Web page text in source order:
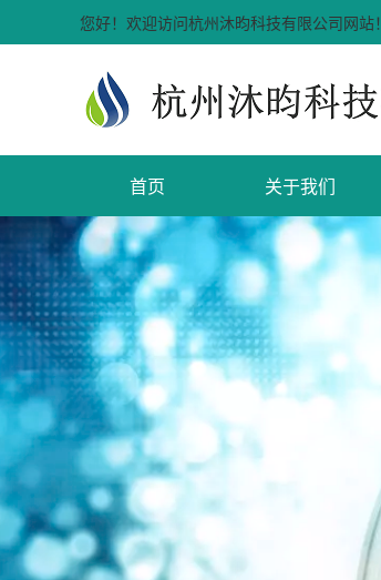
您好！欢迎访问杭州沐昀科技有限公司网站！
首页 关于我们